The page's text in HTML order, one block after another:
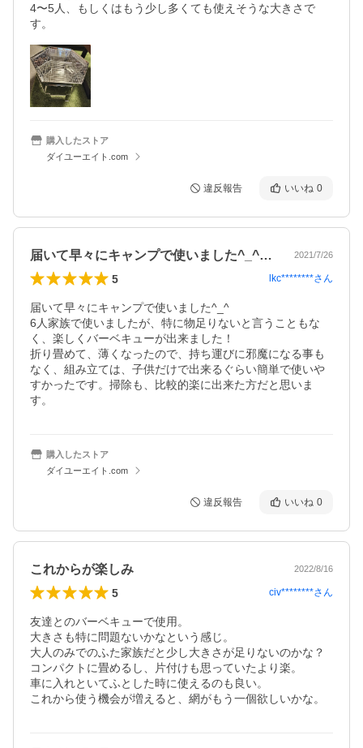
4〜5人、もしくはもう少し多くても使えそうな大きさで
す。
購入したストア
ダイユーエイト.com
違反報告 いいね 0
届いて早々にキャンプで使いました^_^… 2021/7/26
5 lkc********さん
届いて早々にキャンプで使いました^_^
6人家族で使いましたが、特に物足りないと言うこともな
く、楽しくバーベキューが出来ました！
折り畳めて、薄くなったので、持ち運びに邪魔になる事も
なく、組み立ては、子供だけで出来るぐらい簡単で使いや
すかったです。掃除も、比較的楽に出来た方だと思いま
す。
購入したストア
ダイユーエイト.com
違反報告 いいね 0
これからが楽しみ 2022/8/16
5 civ********さん
友達とのバーベキューで使用。
大きさも特に問題ないかなという感じ。
大人のみでのふた家族だと少し大きさが足りないのかな？
コンパクトに畳めるし、片付けも思っていたより楽。
車に入れといてふとした時に使えるのも良い。